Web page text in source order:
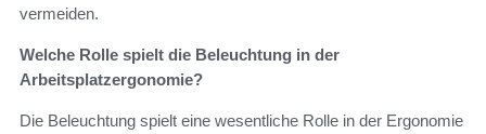
vermeiden.
Welche Rolle spielt die Beleuchtung in der
Arbeitsplatzergonomie?
Die Beleuchtung spielt eine wesentliche Rolle in der Ergonomie